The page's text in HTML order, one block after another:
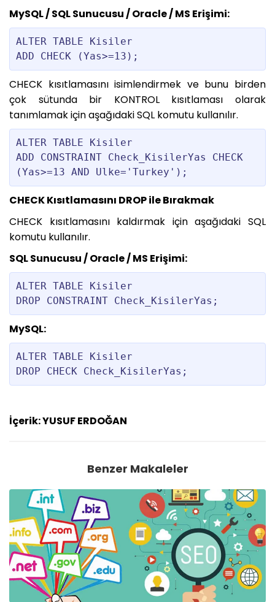
MySQL / SQL Sunucusu / Oracle / MS Erişimi:
ALTER TABLE Kisiler
CHECK kısıtlamasını isimlendirmek ve bunu birden
çok sütunda bir KONTROL kısıtlaması olarak
tanımlamak için aşağıdaki SQL komutu kullanılır.
ALTER TABLE Kisiler
ADD CONSTRAINT Check_KisilerYas CHECK
CHECK Kısıtlamasını DROP ile Bırakmak
CHECK kısıtlamasını kaldırmak için aşağıdaki SQL
komutu kullanılır.
SQL Sunucusu / Oracle / MS Erişimi:
ALTER TABLE Kisiler
MySQL:
ALTER TABLE Kisiler
İçerik: YUSUF ERDOĞAN
Benzer Makaleler